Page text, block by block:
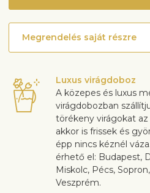
Megrendelés saját részre
Luxus virágdoboz
A közepes és luxus
virágdobozban
törékeny virágokat
akkor is frissek és
épp nincs kéznél
érhető el: Budapest,
Miskolc, Pécs,
Veszprém.